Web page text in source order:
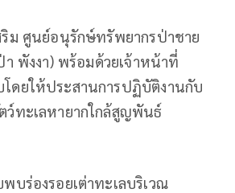
ริม ศูนย์อนุรักษ์ทรัพยากรป่าชาย
พังงา) พร้อมด้วยเจ้าหน้าที่
ดยให้ประสานการปฏิบัติงานกับ
ว์ทะเลหายากใกล้สูญพันธ์
บร่องรอยเต่าทะเลบริเวณ